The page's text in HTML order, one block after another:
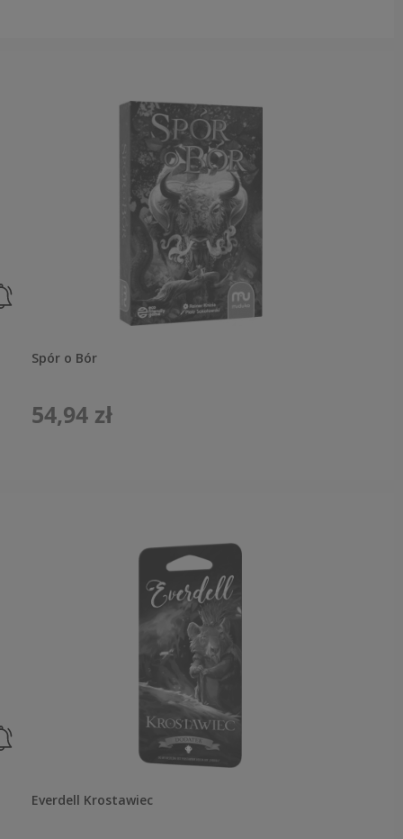
Spór o Bór
54,94 zł
Everdell Krostawiec